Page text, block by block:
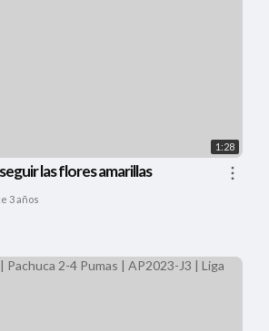
1:28
las flores amarillas
3 años